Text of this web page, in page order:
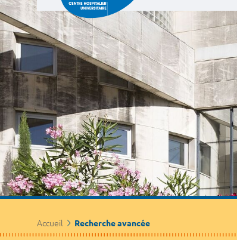
Accueil Recherche avancée